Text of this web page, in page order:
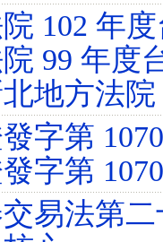
102 年
99 年度
地方法
字第
字第
易法第